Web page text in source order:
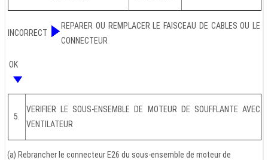
INCORRECT
REPARER OU REMPLACER LE FAISCEAU DE CABLES OU LE
CONNECTEUR
OK
5.
VERIFIER LE SOUS-ENSEMBLE DE MOTEUR DE SOUFFLANTE AVEC
VENTILATEUR
(a) Rebrancher le connecteur E26 du sous-ensemble de moteur de